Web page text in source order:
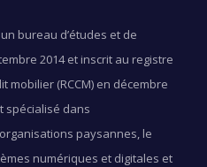
un bureau d’études et de
2014 et inscrit au registre
mobilier (RCCM) en décembre
spécialisé dans
paysannes, le
numériques et digitales et